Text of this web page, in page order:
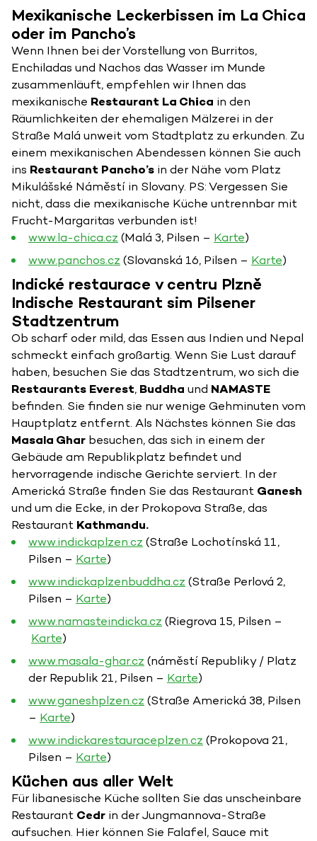
Mexikanische Leckerbissen im La Chica
oder im Pancho’s
Wenn Ihnen bei der Vorstellung von Burritos,
Enchiladas und Nachos das Wasser im Munde
zusammenläuft, empfehlen wir Ihnen das
mexikanische Restaurant La Chica in den
Räumlichkeiten der ehemaligen Mälzerei in der
Straße Malá unweit vom Stadtplatz zu erkunden. Zu
einem mexikanischen Abendessen können Sie auch
ins Restaurant Pancho’s in der Nähe vom Platz
Mikulášské Náměstí in Slovany. PS: Vergessen Sie
nicht, dass die mexikanische Küche untrennbar mit
Frucht-Margaritas verbunden ist!
www.la-chica.cz (Malá 3, Pilsen – Karte)
www.panchos.cz (Slovanská 16, Pilsen – Karte)
Indické restaurace v centru Plzně
Indische Restaurant sim Pilsener
Stadtzentrum
Ob scharf oder mild, das Essen aus Indien und Nepal
schmeckt einfach großartig. Wenn Sie Lust darauf
haben, besuchen Sie das Stadtzentrum, wo sich die
Restaurants Everest, Buddha und NAMASTE
befinden. Sie finden sie nur wenige Gehminuten vom
Hauptplatz entfernt. Als Nächstes können Sie das
Masala Ghar besuchen, das sich in einem der
Gebäude am Republikplatz befindet und
hervorragende indische Gerichte serviert. In der
Americká Straße finden Sie das Restaurant Ganesh
und um die Ecke, in der Prokopova Straße, das
Restaurant Kathmandu.
www.indickaplzen.cz (Straße Lochotínská 11,
Pilsen – Karte)
www.indickaplzenbuddha.cz (Straße Perlová 2,
Pilsen – Karte)
www.namasteindicka.cz (Riegrova 15, Pilsen –
Karte)
www.masala-ghar.cz (náměstí Republiky / Platz
der Republik 21, Pilsen – Karte)
www.ganeshplzen.cz (Straße Americká 38, Pilsen
– Karte)
www.indickarestauraceplzen.cz (Prokopova 21,
Pilsen – Karte)
Küchen aus aller Welt
Für libanesische Küche sollten Sie das unscheinbare
Restaurant Cedr in der Jungmannova-Straße
aufsuchen. Hier können Sie Falafel, Sauce mit